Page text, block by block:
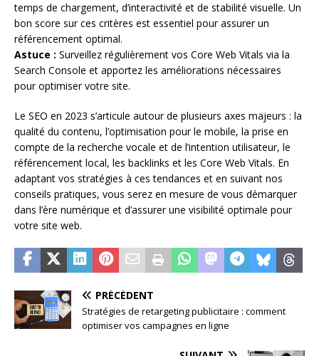
temps de chargement, d’interactivité et de stabilité visuelle. Un
bon score sur ces critères est essentiel pour assurer un
référencement optimal.
Astuce : Surveillez régulièrement vos Core Web Vitals via la
Search Console et apportez les améliorations nécessaires
pour optimiser votre site.
Le SEO en 2023 s’articule autour de plusieurs axes majeurs : la
qualité du contenu, l’optimisation pour le mobile, la prise en
compte de la recherche vocale et de l’intention utilisateur, le
référencement local, les backlinks et les Core Web Vitals. En
adaptant vos stratégies à ces tendances et en suivant nos
conseils pratiques, vous serez en mesure de vous démarquer
dans l’ère numérique et d’assurer une visibilité optimale pour
votre site web.
PRÉCÉDENT
Stratégies de retargeting publicitaire : comment
optimiser vos campagnes en ligne